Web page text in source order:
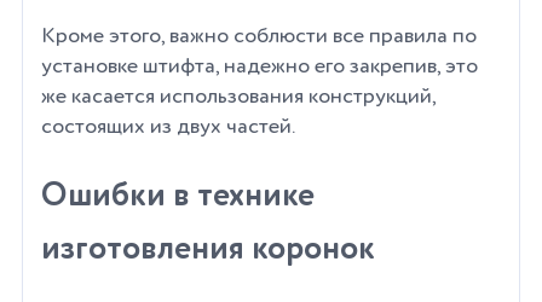
Кроме этого, важно соблюсти все правила по
установке штифта, надежно его закрепив, это
же касается использования конструкций,
состоящих из двух частей.
Ошибки в технике
изготовления коронок